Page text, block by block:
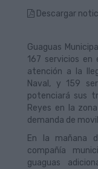
Descargar
Guaguas
167 servicios en
atención a la
Naval, y 159
potenciará sus
Reyes en la
demanda de
En la mañana
compañía
guaguas